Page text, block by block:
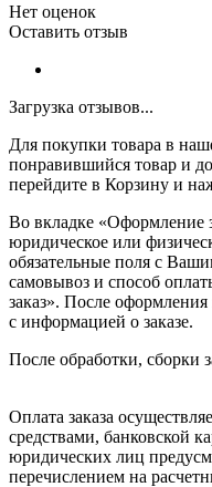
Нет оценок
Оставить отзыв
Загрузка отзывов...
Для покупки товара в
понравившийся товар и
перейдите в Корзину и
Во вкладке «Оформление
юридическое или
обязательные поля с
самовывоз и способ
заказ». После
с информацией о заказе.
После обработки, сборки
Оплата заказа
средствами, банковской
юридических лиц
перечислением на